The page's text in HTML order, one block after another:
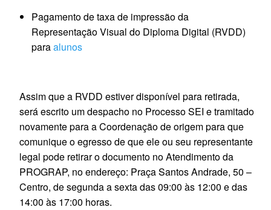
Pagamento de taxa de impressão da
Representação Visual do Diploma Digital (RVDD)
paraalunos
Assim que a RVDD estiver disponível para retirada,
será escrito um despacho no Processo SEI e tramitado
novamente para a Coordenação de origem para que
comunique o egresso de que ele ou seu representante
legal pode retirar o documento no Atendimento da
PROGRAP, no endereço: Praça Santos Andrade, 50 –
Centro, de segunda a sexta das 09:00 às 12:00 e das
14:00 às 17:00 horas.